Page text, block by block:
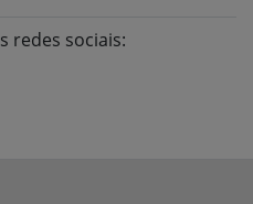
redes sociais: